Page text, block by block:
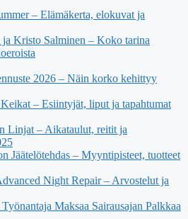
– Elämäkerta, elokuvat ja
ja Kristo Salminen – Koko tarina
2026 – Näin korko kehittyy
– Esiintyjät, liput ja tapahtumat
Linjat – Aikataulut, reitit ja
Jäätelötehdas – Myyntipisteet, tuotteet
Night Repair – Arvostelut ja
Maksaa Sairausajan Palkkaa